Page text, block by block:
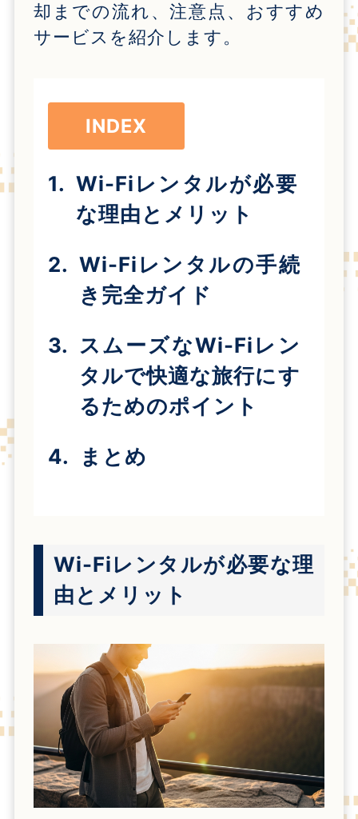
却までの流れ、注意点、おすすめ
サービスを紹介します。
INDEX
Wi-Fiレンタルが必要
な理由とメリット
Wi-Fiレンタルの手続
き完全ガイド
スムーズなWi-Fiレン
タルで快適な旅行にす
るためのポイント
まとめ
Wi-Fiレンタルが必要な理
由とメリット